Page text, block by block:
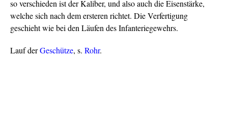
so verschieden ist der Kaliber, und also auch die Eisenstärke,
welche sich nach dem ersteren richtet. Die Verfertigung
geschieht wie bei den Läufen des Infanteriegewehrs.
Lauf derGeschütze, s. Rohr.